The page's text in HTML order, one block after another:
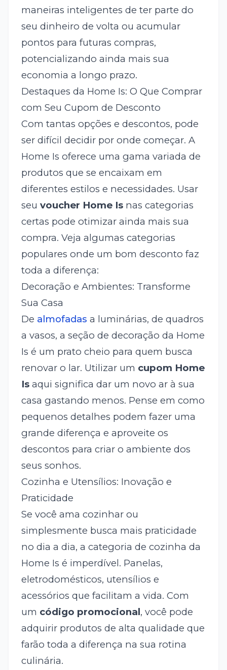
maneiras inteligentes de ter parte do
seu dinheiro de volta ou acumular
pontos para futuras compras,
potencializando ainda mais sua
economia a longo prazo.
Destaques da Home Is: O Que Comprar
com Seu Cupom de Desconto
Com tantas opções e descontos, pode
ser difícil decidir por onde começar. A
Home Is oferece uma gama variada de
produtos que se encaixam em
diferentes estilos e necessidades. Usar
seu voucher Home Isnas categorias
certas pode otimizar ainda mais sua
compra. Veja algumas categorias
populares onde um bom desconto faz
toda a diferença:
Decoração e Ambientes: Transforme
Sua Casa
De almofadas a luminárias, de quadros
a vasos, a seção de decoração da Home
Is é um prato cheio para quem busca
renovar o lar. Utilizar um cupom Home
Isaqui significa dar um novo ar à sua
casa gastando menos. Pense em como
pequenos detalhes podem fazer uma
grande diferença e aproveite os
descontos para criar o ambiente dos
seus sonhos.
Cozinha e Utensílios: Inovação e
Praticidade
Se você ama cozinhar ou
simplesmente busca mais praticidade
no dia a dia, a categoria de cozinha da
Home Is é imperdível. Panelas,
eletrodomésticos, utensílios e
acessórios que facilitam a vida. Com
um código promocional, você pode
adquirir produtos de alta qualidade que
farão toda a diferença na sua rotina
culinária.